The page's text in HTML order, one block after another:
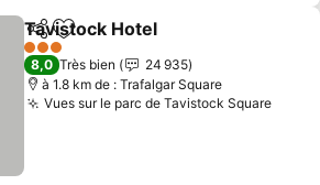
PartagerAjouter à mes favoris
Tavistock Hotel
3 Étoiles
8,0 Très bien
24 935
à 1.8 km de : Trafalgar Square
Vues sur le parc de Tavistock Square